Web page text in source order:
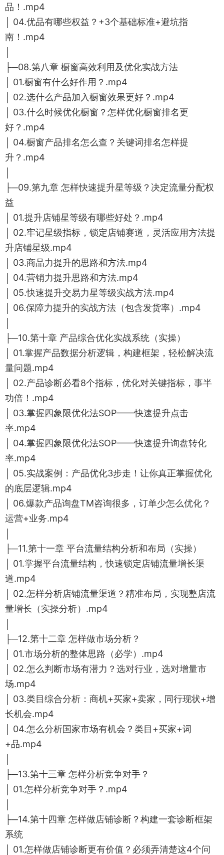
品！.mp4
│ 04.优品有哪些权益？+3个基础标准+避坑指
南！.mp4
├─08.第八章 橱窗高效利用及优化实战方法
│ 01.橱窗有什么好作用？.mp4
│ 02.选什么产品加入橱窗效果更好？.mp4
│ 03.什么时候优化橱窗？怎样优化橱窗排名更
好？.mp4
│ 04.橱窗产品排名怎么查？关键词排名怎样提
升？.mp4
├─09.第九章 怎样快速提升星等级？决定流量分配权
益
│ 01.提升店铺星等级有哪些好处？.mp4
│ 02.牢记星级指标，锁定店铺赛道，灵活应用方法提
升店铺星级.mp4
│ 03.商品力提升的思路和方法.mp4
│ 04.营销力提升思路和方法.mp4
│ 05.快速提升交易力星等级实战方法.mp4
│ 06.保障力提升的实战方法（包含发货率）.mp4
├─10.第十章 产品综合优化实战系统（实操）
│ 01.掌握产品数据分析逻辑，构建框架，轻松解决流
量问题.mp4
│ 02.产品诊断必看8个指标，优化对关键指标，事半
功倍！.mp4
│ 03.掌握四象限优化法SOP——快速提升点击
率.mp4
│ 04.掌握四象限优化法SOP——快速提升询盘转化
率.mp4
│ 05.实战案例：产品优化3步走！让你真正掌握优化
的底层逻辑.mp4
│ 06.爆款产品询盘TM咨询很多，订单少怎么优化？
运营+业务.mp4
├─11.第十一章 平台流量结构分析和布局（实操）
│ 01.掌握平台流量结构，快速锁定店铺流量增长渠
道.mp4
│ 02.怎样分析店铺流量渠道？精准布局，实现整店流
量增长（实操分析）.mp4
├─12.第十二章 怎样做市场分析？
│ 01.市场分析的整体思路（必学）.mp4
│ 02.怎么判断市场有潜力？选对行业，选对增量市
场.mp4
│ 03.类目综合分析：商机+买家+卖家，同行现状+增
长机会.mp4
│ 04.怎么分析国家市场有机会？类目+买家+词
+品.mp4
├─13.第十三章 怎样分析竞争对手？
│ 01.怎样分析竞争对手？.mp4
├─14.第十四章 怎样做店铺诊断？构建一套诊断框架
系统
│ 01.怎样做店铺诊断更有价值？必须弄清楚这4个问